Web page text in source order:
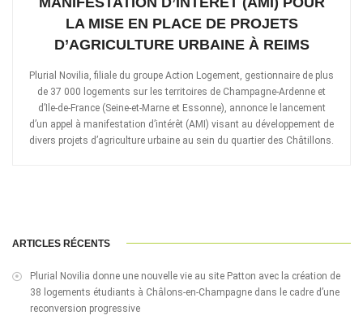
LA MISE EN PLACE DE PROJETS
D’AGRICULTURE URBAINE À REIMS
Plurial Novilia, filiale du groupe Action Logement, gestionnaire de plus
de 37 000 logements sur les territoires de Champagne-Ardenne et
d’Ile-de-France (Seine-et-Marne et Essonne), annonce le lancement
d’un appel à manifestation d’intérêt (AMI) visant au développement de
divers projets d’agriculture urbaine au sein du quartier des Châtillons.
ARTICLES RÉCENTS
Plurial Novilia donne une nouvelle vie au site Patton avec la création de
38 logements étudiants à Châlons-en-Champagne dans le cadre d’une
reconversion progressive